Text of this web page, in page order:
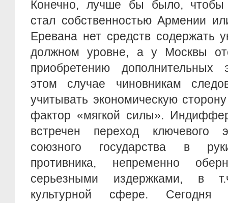
Конечно, лучше бы было, чтобы
стал собственностью Армении
Еревана нет средств содержать
должном уровне, а у Москвы
приобретению дополнительных
этом случае чиновникам
учитывать экономическую
фактор «мягкой силы».
встречен переход ключевого
союзного государства в руки
противника, непременно
серьезными издержками, в
культурной сфере. Сегодня